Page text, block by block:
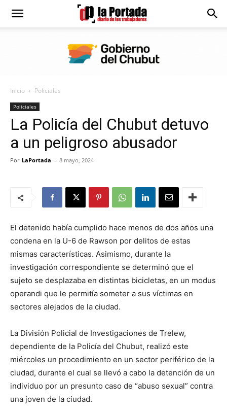
Diario
Portada
Inicio Policiales
Policiales
La Policía del Chubut detuvo
a un peligroso abusador
Por LaPortada - 8 mayo, 2024
El detenido había cumplido hace menos de dos años una
condena en la U-6 de Rawson por delitos de estas
mismas características. Asimismo, durante la
investigación correspondiente se determinó que el
sujeto se desplazaba en distintas bicicletas, en un modus
operandi que le permitía someter a sus víctimas en
sectores alejados de la ciudad.
La División Policial de Investigaciones de Trelew,
dependiente de la Policía del Chubut, realizó este
miércoles un procedimiento en un sector periférico de la
ciudad, durante el cual se llevó a cabo la detención de un
individuo por un presunto caso de “abuso sexual” contra
una joven de la ciudad.